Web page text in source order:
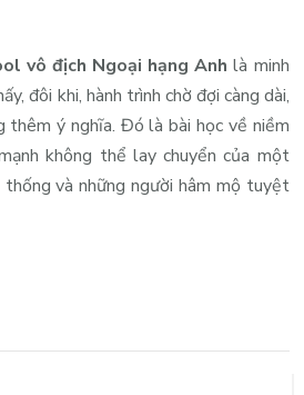
vô địch Ngoại hạng Anh là minh
đôi khi, hành trình chờ đợi càng dài,
thêm ý nghĩa. Đó là bài học về niềm
không thể lay chuyển của một
thống và những người hâm mộ tuyệt